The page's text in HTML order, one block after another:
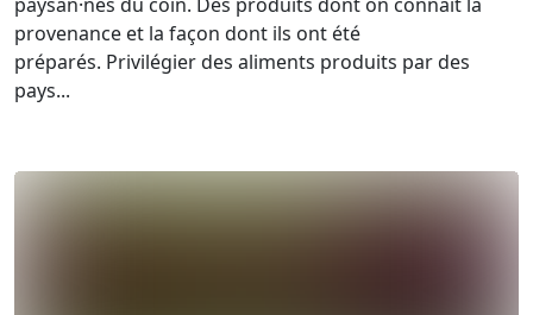
provenance et la façon dont ils ont été
préparés. Privilégier des aliments produits par des
pays...